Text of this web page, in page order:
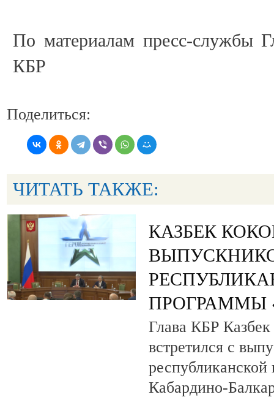
По материалам пресс-службы
КБР
Поделиться:
ЧИТАТЬ ТАКЖЕ:
КАЗБЕК
ПРОГРАММЫ
Глава КБР Казбек
встретился с
Кабардино-